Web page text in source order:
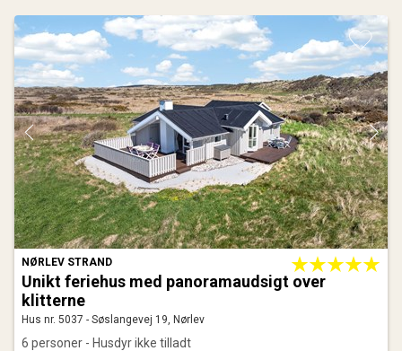
NØRLEV STRAND
Unikt feriehus med panoramaudsigt over
klitterne
Hus nr. 5037 - Søslangevej 19, Nørlev
6 personer - Husdyr ikke tilladt